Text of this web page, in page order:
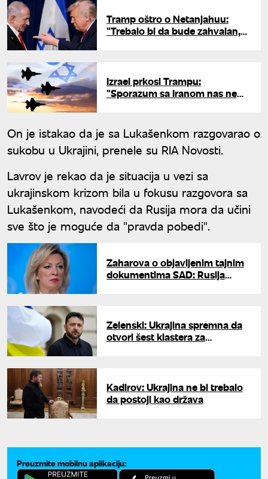
Tramp oštro o Netanjahuu:
"Trebalo bi da bude zahvalan,
Izrael prkosi Trampu:
"Sporazum sa Iranom nas ne
On je istakao da je sa Lukašenkom razgovarao o
sukobu u Ukrajini, prenele su RIA Novosti.
Lavrov je rekao da je situacija u vezi sa
ukrajinskom krizom bila u fokusu razgovora sa
Lukašenkom, navodeći da Rusija mora da učini
sve što je moguće da "pravda pobedi".
Zaharova o objavljenim tajnim
dokumentima SAD: Rusija
Zelenski: Ukrajina spremna da
otvori šest klastera za
Kadirov: Ukrajina ne bi trebalo
da postoji kao država
Preuzmite mobilnu aplikaciju: